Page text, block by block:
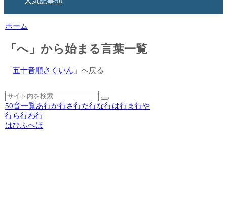
ホーム
「へ」から始まる言葉一覧
「五十音順さくいん 」へ戻る
50音一覧あ行か行さ行た行な行は行ま行や
行ら行わ行
はひふへほ